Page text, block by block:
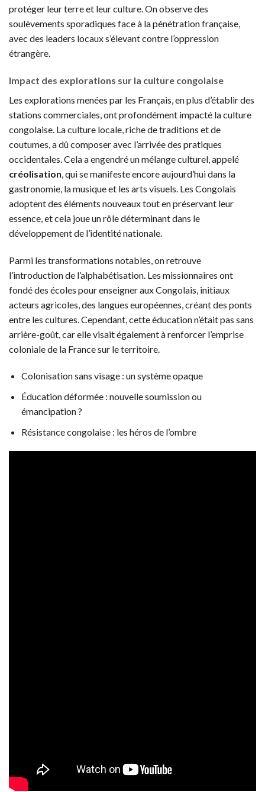
protéger leur terre et leur culture. On observe des
soulèvements sporadiques face à la pénétration française,
avec des leaders locaux s’élevant contre l’oppression
étrangère.
Impact des explorations sur la culture congolaise
Les explorations menées par les Français, en plus d’établir des
stations commerciales, ont profondément impacté la culture
congolaise. La culture locale, riche de traditions et de
coutumes, a dû composer avec l’arrivée des pratiques
occidentales. Cela a engendré un mélange culturel, appelé
créolisation , qui se manifeste encore aujourd’hui dans la
gastronomie, la musique et les arts visuels. Les Congolais
adoptent des éléments nouveaux tout en préservant leur
essence, et cela joue un rôle déterminant dans le
développement de l’identité nationale.
Parmi les transformations notables, on retrouve
l’introduction de l’alphabétisation. Les missionnaires ont
fondé des écoles pour enseigner aux Congolais, initiaux
acteurs agricoles, des langues européennes, créant des ponts
entre les cultures. Cependant, cette éducation n’était pas sans
arrière-goût, car elle visait également à renforcer l’emprise
coloniale de la France sur le territoire.
Colonisation sans visage : un système opaque
Éducation déformée : nouvelle soumission ou
émancipation ?
Résistance congolaise : les héros de l’ombre